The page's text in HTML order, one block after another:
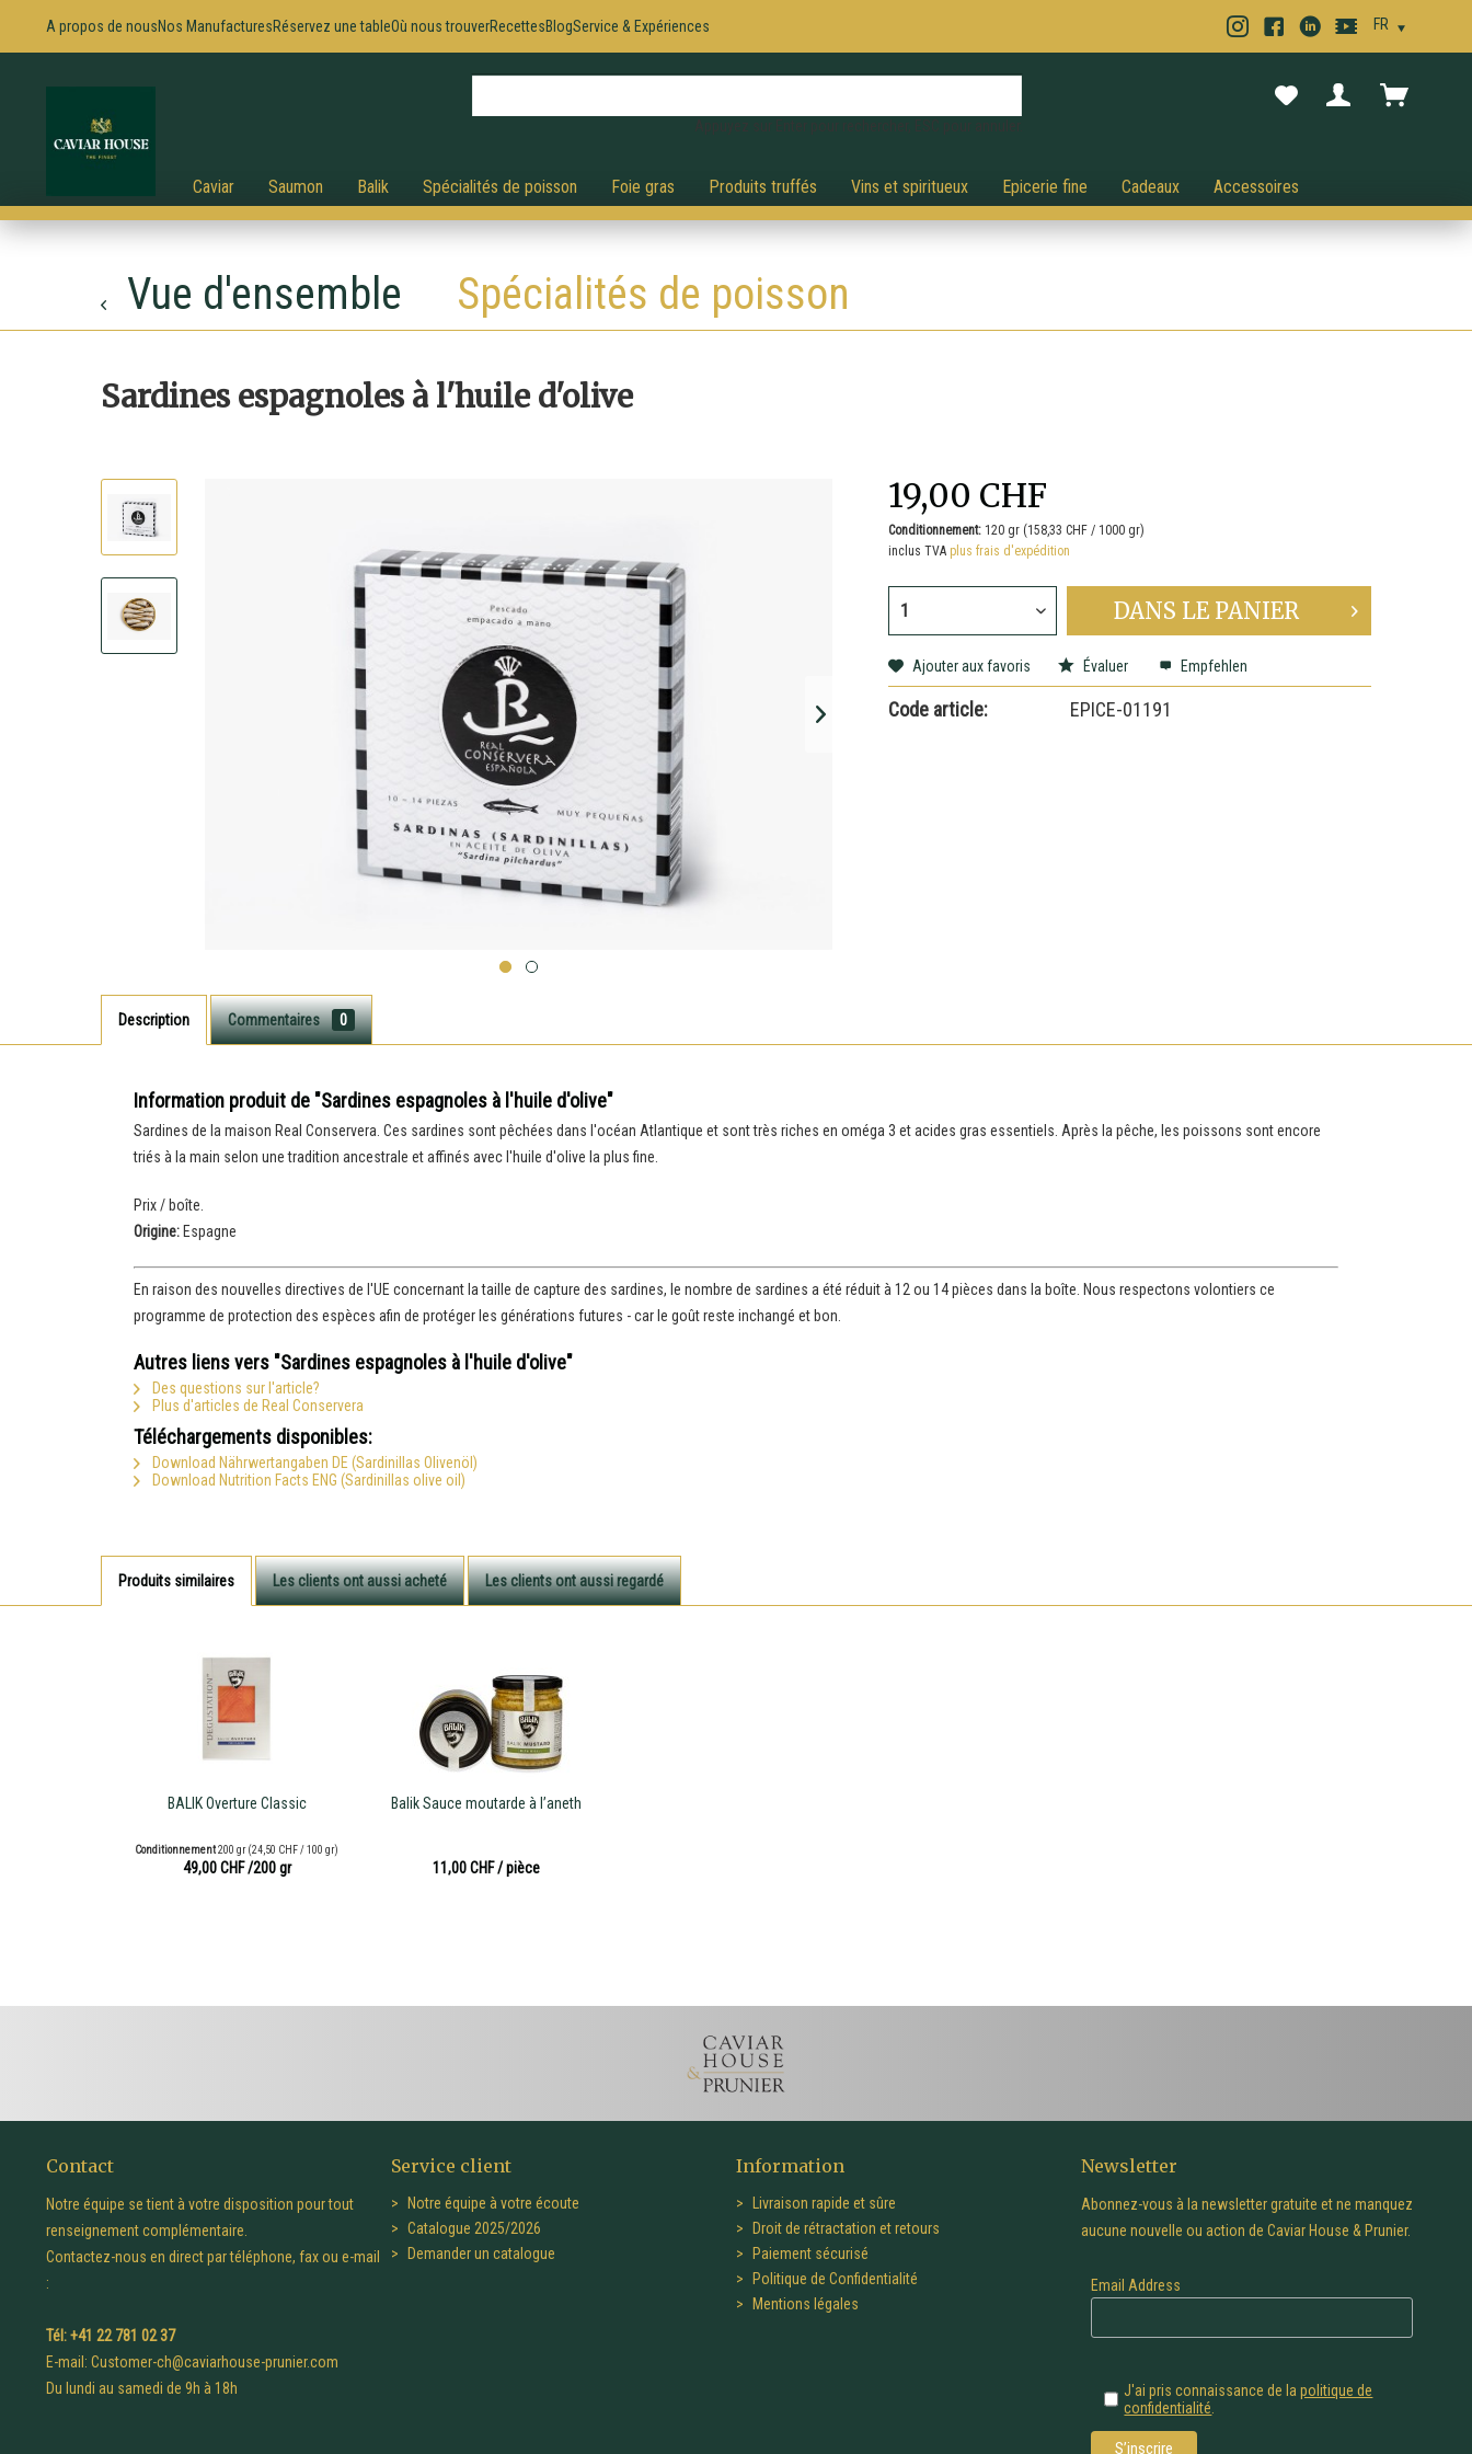
A propos de nousNos ManufacturesRéservez une tableOù nous trouverRecettesBlogService & Expériences
Caviar Saumon Balik Spécialités de poisson Foie gras Produits truffés Vins et spiritueux Epicerie fine Cadeaux Accessoires
Vue d'ensemble Spécialités de poisson
Sardines espagnoles à l'huile d'olive
19,00 CHF
Conditionnement: 120 gr (158,33 CHF / 1000 gr)
inclus TVA plus frais d'expédition
DANS LE PANIER
Ajouter aux favoris Évaluer Empfehlen
Code article: EPICE-01191
Description Commentaires 0
Information produit de "Sardines espagnoles à l'huile d'olive"
Sardines de la maison Real Conservera. Ces sardines sont pêchées dans l'océan Atlantique et sont très riches en oméga 3 et acides gras essentiels. Après la pêche, les poissons sont encore
triés à la main selon une tradition ancestrale et affinés avec l'huile d'olive la plus fine.
Prix / boîte.
Origine: Espagne
En raison des nouvelles directives de l'UE concernant la taille de capture des sardines, le nombre de sardines a été réduit à 12 ou 14 pièces dans la boîte. Nous respectons volontiers ce
programme de protection des espèces afin de protéger les générations futures - car le goût reste inchangé et bon.
Autres liens vers "Sardines espagnoles à l'huile d'olive"
Des questions sur l'article?
Plus d'articles de Real Conservera
Téléchargements disponibles:
Download Nährwertangaben DE (Sardinillas Olivenöl)
Download Nutrition Facts ENG (Sardinillas olive oil)
Produits similaires Les clients ont aussi acheté Les clients ont aussi regardé
BALIK Overture Classic
Conditionnement200 gr(24,50 CHF / 100 gr)
49,00 CHF/200 gr
Balik Sauce moutarde à l’aneth
11,00 CHF/ pièce
Contact
Notre équipe se tient à votre disposition pour tout
renseignement complémentaire.
Contactez-nous en direct par téléphone, fax ou e-mail
:
Tél: +41 22 781 02 37
E-mail: Customer-ch@caviarhouse-prunier.com
Du lundi au samedi de 9h à 18h
Service client
Notre équipe à votre écoute
Catalogue 2025/2026
Demander un catalogue
Information
Livraison rapide et sûre
Droit de rétractation et retours
Paiement sécurisé
Politique de Confidentialité
Mentions légales
Newsletter
Abonnez-vous à la newsletter gratuite et ne manquez
aucune nouvelle ou action de Caviar House & Prunier.
Email Address
J'ai pris connaissance de lapolitique de
confidentialité